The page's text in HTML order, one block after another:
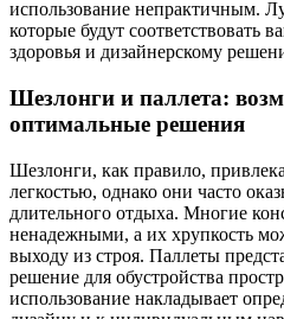
использование непрактичным.
которые будут
здоровья и дизайнерскому
Шезлонги и паллета:
оптимальные решения
Шезлонги, как правило,
легкостью, однако они часто
длительного отдыха. Многие
ненадежными, а их хрупкость
выходу из строя. Паллеты
решение для обустройства
использование накладывает